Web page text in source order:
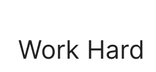
Work Hard